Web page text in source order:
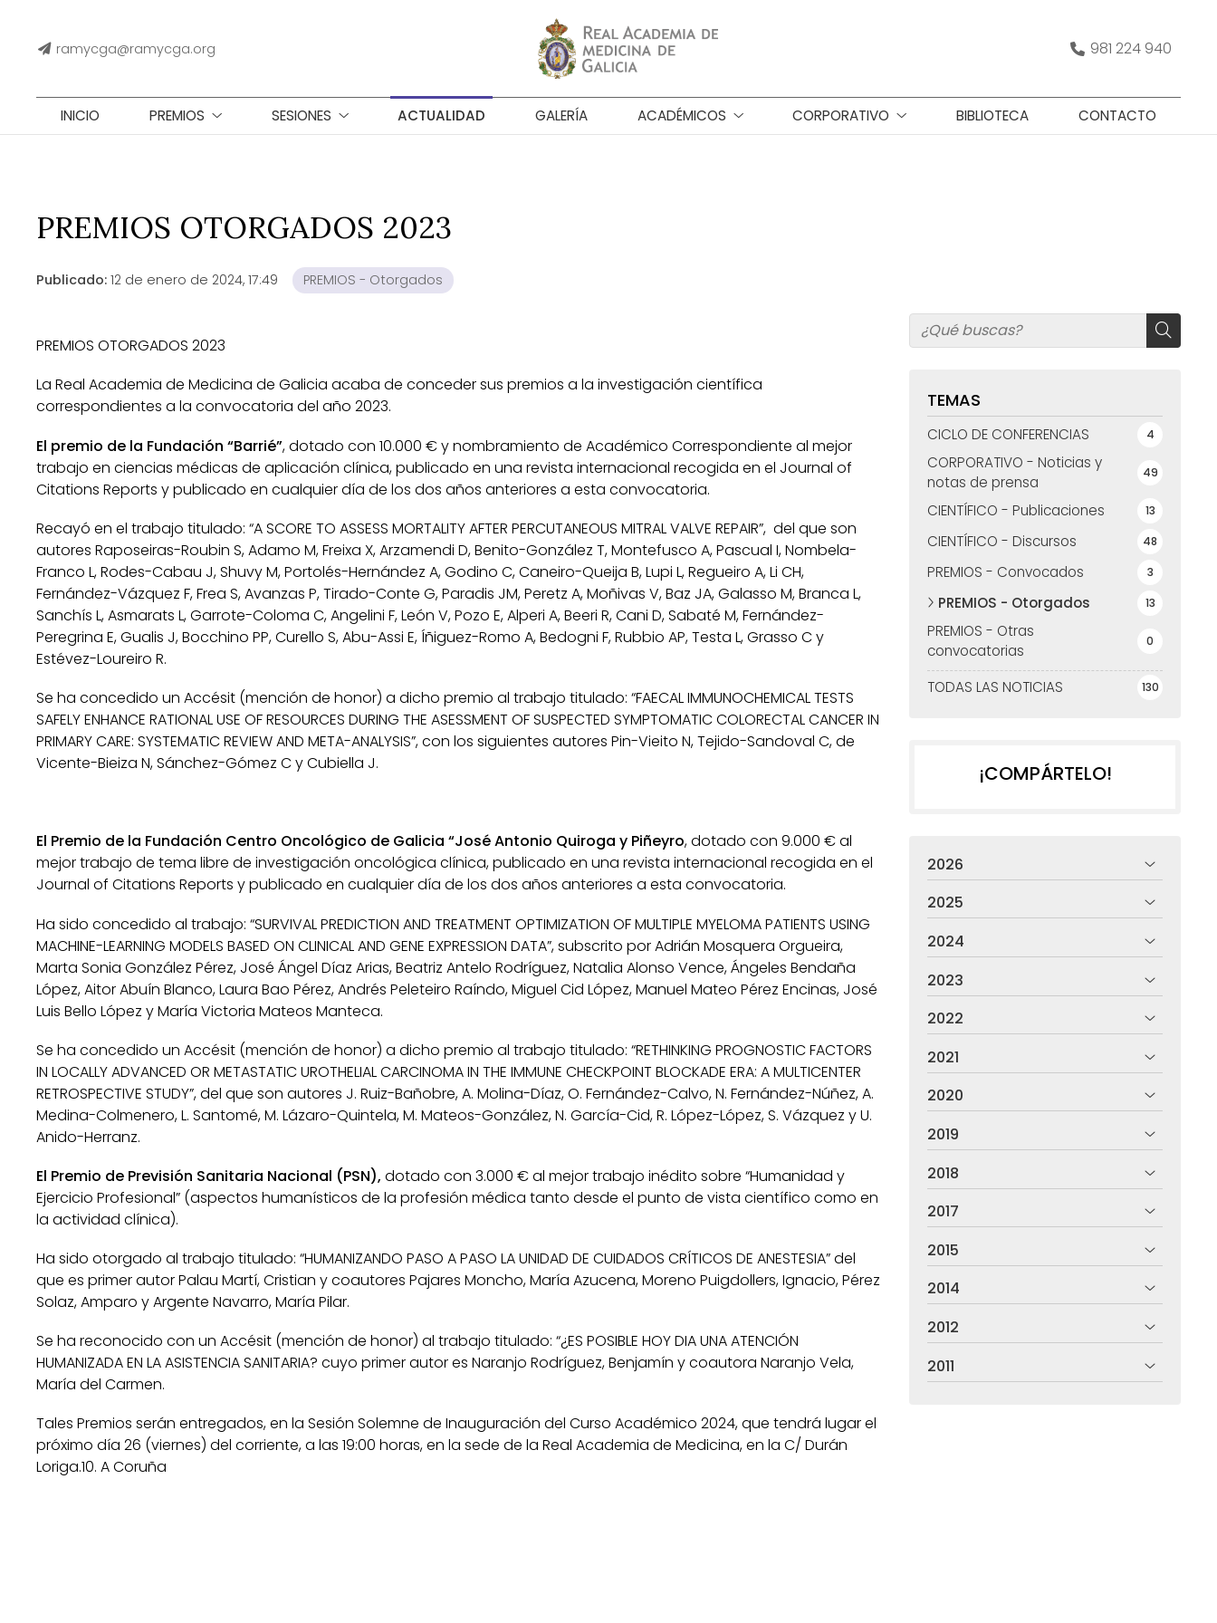
ramycga@ramycga.org 981 224 940
INICIO PREMIOS SESIONES ACTUALIDAD GALERÍA ACADÉMICOS CORPORATIVO BIBLIOTECA CONTACTO
PREMIOS OTORGADOS 2023
Publicado: 12 de enero de 2024, 17:49 PREMIOS - Otorgados
TEMAS
TODAS LAS NOTICIAS 130
CICLO DE CONFERENCIAS 4
CORPORATIVO - Noticias y
notas de prensa
49
CIENTÍFICO - Publicaciones 13
CIENTÍFICO - Discursos 48
PREMIOS - Convocados 3
PREMIOS - Otorgados 13
PREMIOS - Otras
convocatorias
0
PREMIOS OTORGADOS 2023
La Real Academia de Medicina de Galicia acaba de conceder sus premios a la investigación científica
correspondientes a la convocatoria del año 2023.
El premio de la Fundación “Barrié”, dotado con 10.000 € y nombramiento de Académico Correspondiente al mejor
trabajo en ciencias médicas de aplicación clínica, publicado en una revista internacional recogida en el Journal of
Citations Reports y publicado en cualquier día de los dos años anteriores a esta convocatoria.
Recayó en el trabajo titulado: “A SCORE TO ASSESS MORTALITY AFTER PERCUTANEOUS MITRAL VALVE REPAIR”, del que son
autores Raposeiras-Roubin S, Adamo M, Freixa X, Arzamendi D, Benito-González T, Montefusco A, Pascual I, Nombela-
Franco L, Rodes-Cabau J, Shuvy M, Portolés-Hernández A, Godino C, Caneiro-Queija B, Lupi L, Regueiro A, Li CH,
Fernández-Vázquez F, Frea S, Avanzas P, Tirado-Conte G, Paradis JM, Peretz A, Moñivas V, Baz JA, Galasso M, Branca L,
Sanchís L, Asmarats L, Garrote-Coloma C, Angelini F, León V, Pozo E, Alperi A, Beeri R, Cani D, Sabaté M, Fernández-
Peregrina E, Gualis J, Bocchino PP, Curello S, Abu-Assi E, Íñiguez-Romo A, Bedogni F, Rubbio AP, Testa L, Grasso C y
Estévez-Loureiro R.
Se ha concedido un Accésit (mención de honor) a dicho premio al trabajo titulado: “FAECAL IMMUNOCHEMICAL TESTS
SAFELY ENHANCE RATIONAL USE OF RESOURCES DURING THE ASESSMENT OF SUSPECTED SYMPTOMATIC COLORECTAL CANCER IN
PRIMARY CARE: SYSTEMATIC REVIEW AND META-ANALYSIS”, con los siguientes autores Pin-Vieito N, Tejido-Sandoval C, de
Vicente-Bieiza N, Sánchez-Gómez C y Cubiella J.
El Premio de la Fundación Centro Oncológico de Galicia “José Antonio Quiroga y Piñeyro, dotado con 9.000 € al
mejor trabajo de tema libre de investigación oncológica clínica, publicado en una revista internacional recogida en el
Journal of Citations Reports y publicado en cualquier día de los dos años anteriores a esta convocatoria.
Ha sido concedido al trabajo: “SURVIVAL PREDICTION AND TREATMENT OPTIMIZATION OF MULTIPLE MYELOMA PATIENTS USING
MACHINE-LEARNING MODELS BASED ON CLINICAL AND GENE EXPRESSION DATA”, subscrito por Adrián Mosquera Orgueira,
Marta Sonia González Pérez, José Ángel Díaz Arias, Beatriz Antelo Rodríguez, Natalia Alonso Vence, Ángeles Bendaña
López, Aitor Abuín Blanco, Laura Bao Pérez, Andrés Peleteiro Raíndo, Miguel Cid López, Manuel Mateo Pérez Encinas, José
Luis Bello López y María Victoria Mateos Manteca.
Se ha concedido un Accésit (mención de honor) a dicho premio al trabajo titulado: “RETHINKING PROGNOSTIC FACTORS
IN LOCALLY ADVANCED OR METASTATIC UROTHELIAL CARCINOMA IN THE IMMUNE CHECKPOINT BLOCKADE ERA: A MULTICENTER
RETROSPECTIVE STUDY”, del que son autores J. Ruiz-Bañobre, A. Molina-Díaz, O. Fernández-Calvo, N. Fernández-Núñez, A.
Medina-Colmenero, L. Santomé, M. Lázaro-Quintela, M. Mateos-González, N. García-Cid, R. López-López, S. Vázquez y U.
Anido-Herranz.
El Premio de Previsión Sanitaria Nacional (PSN), dotado con 3.000 € al mejor trabajo inédito sobre “Humanidad y
Ejercicio Profesional” (aspectos humanísticos de la profesión médica tanto desde el punto de vista científico como en
la actividad clínica).
Ha sido otorgado al trabajo titulado: “HUMANIZANDO PASO A PASO LA UNIDAD DE CUIDADOS CRÍTICOS DE ANESTESIA” del
que es primer autor Palau Martí, Cristian y coautores Pajares Moncho, María Azucena, Moreno Puigdollers, Ignacio, Pérez
Solaz, Amparo y Argente Navarro, María Pilar.
Se ha reconocido con un Accésit (mención de honor) al trabajo titulado: “¿ES POSIBLE HOY DIA UNA ATENCIÓN
HUMANIZADA EN LA ASISTENCIA SANITARIA? cuyo primer autor es Naranjo Rodríguez, Benjamín y coautora Naranjo Vela,
María del Carmen.
Tales Premios serán entregados, en la Sesión Solemne de Inauguración del Curso Académico 2024, que tendrá lugar el
próximo día 26 (viernes) del corriente, a las 19:00 horas, en la sede de la Real Academia de Medicina, en la C/ Durán
Loriga.10. A Coruña
¡COMPÁRTELO!
2026
2025
2024
2023
2022
2021
2020
2019
2018
2017
2015
2014
2012
2011